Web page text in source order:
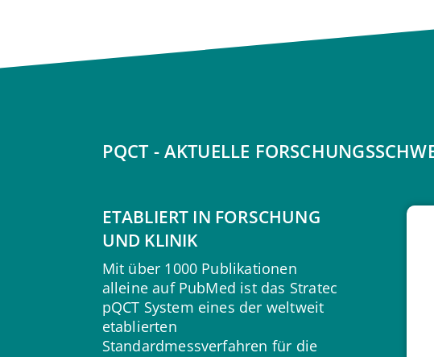
PQCT - AKTUELLE
ETABLIERT IN FORSCHUNG
UND KLINIK
Mit über 1000 Publikationen
alleine auf PubMed ist das Stratec
pQCT System eines der weltweit
etablierten
Standardmessverfahren für die